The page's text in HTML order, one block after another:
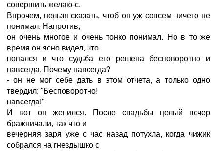
совершить желаю-с.
Впрочем, нельзя сказать, чтоб он уж совсем ничего не
понимал. Напротив,
он очень многое и очень тонко понимал. Но в то же
время он ясно видел, что
попался и что судьба его решена бесповоротно и
навсегда. Почему навсегда?
- он не мог себе дать в этом отчета, а только одно
твердил: "Бесповоротно!
навсегда!"
И вот он женился. После свадьбы целый вечер
бражничали, так что и
вечерняя заря уже с час назад потухла, когда чижик
собрался на гнездышко с